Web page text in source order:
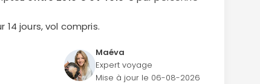
14 jours, vol compris.
Maéva
Expert voyage
Mise à jour le 06-08-2026